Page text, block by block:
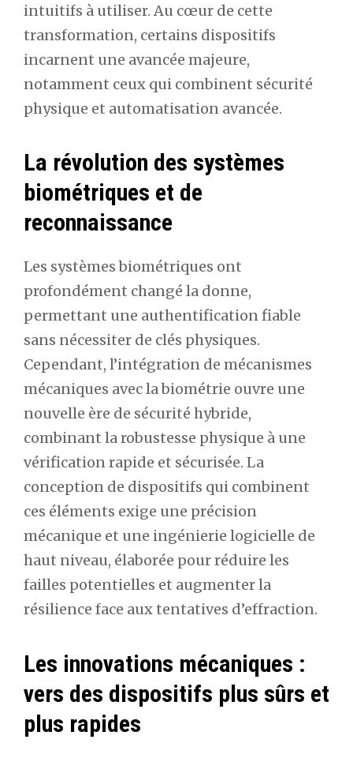
intuitifs à utiliser. Au cœur de cette
transformation, certains dispositifs
incarnent une avancée majeure,
notamment ceux qui combinent sécurité
physique et automatisation avancée.
La révolution des systèmes
biométriques et de
reconnaissance
Les systèmes biométriques ont
profondément changé la donne,
permettant une authentification fiable
sans nécessiter de clés physiques.
Cependant, l’intégration de mécanismes
mécaniques avec la biométrie ouvre une
nouvelle ère de sécurité hybride,
combinant la robustesse physique à une
vérification rapide et sécurisée. La
conception de dispositifs qui combinent
ces éléments exige une précision
mécanique et une ingénierie logicielle de
haut niveau, élaborée pour réduire les
failles potentielles et augmenter la
résilience face aux tentatives d’effraction.
Les innovations mécaniques :
vers des dispositifs plus sûrs et
plus rapides